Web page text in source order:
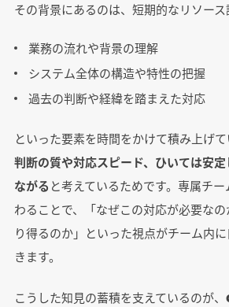
その背景にあるのは、短期的なリソー
業務の流れや背景の理解
システム全体の構造や特性の把握
過去の判断や経緯を踏まえた対応
といった要素を時間をかけて積み上げて
判断の質や対応スピード、ひいては安
ながる と考えているためです。専属チ
わることで、「なぜこの対応が必要な
り得るのか」といった視点がチーム内
きます。
こうした知見の蓄積を支えているのが、